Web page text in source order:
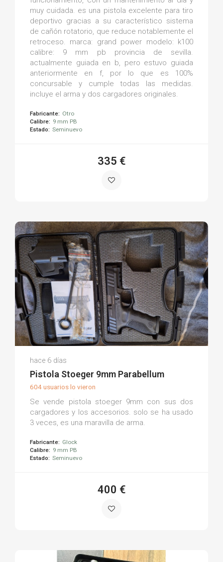
muy cuidada. es una pistola excelente para tiro
deportivo gracias a su característico sistema
de cañón rotatorio, que reduce notablemente el
retroceso. marca: grand power modelo: k100
calibre: 9 mm pb provincia de sevilla.
actualmente guiada en b, pero estuvo guiada
anteriormente en f, por lo que es 100%
concursable y cumple todas las medidas.
incluye el arma y dos cargadores originales.
Fabricante: Otro
Calibre: 9 mm PB
Estado: Seminuevo
335 €
Isidoro G.
hace 6 días
Pistola Stoeger 9mm Parabellum
604 usuarios lo vieron
Se vende pistola stoeger 9mm con sus dos
cargadores y los accesorios. solo se ha usado
3 veces, es una maravilla de arma.
Fabricante: Glock
Calibre: 9 mm PB
Estado: Seminuevo
400 €